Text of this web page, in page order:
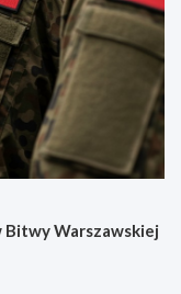
Bitwy Warszawskiej